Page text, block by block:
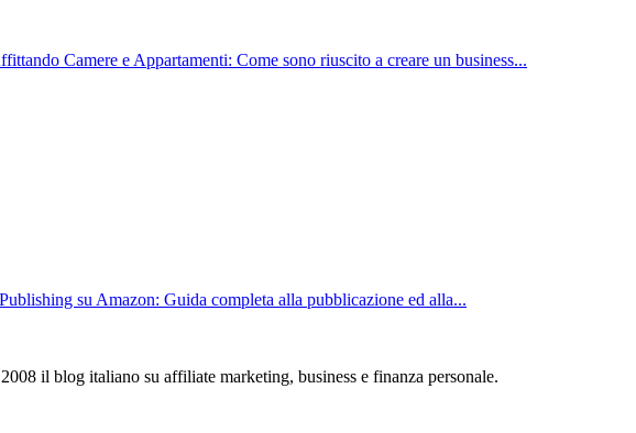
Camere e Appartamenti: Come sono riuscito a creare un business...
su Amazon: Guida completa alla pubblicazione ed alla...
il blog italiano su affiliate marketing, business e finanza personale.